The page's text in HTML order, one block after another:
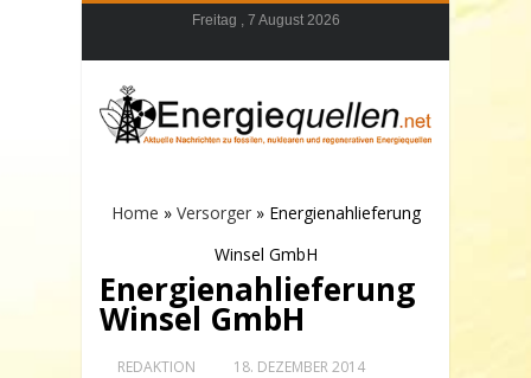
Freitag , 7 August 2026
Home » Versorger» Energienahlieferung
Winsel GmbH
Energienahlieferung
Winsel GmbH
REDAKTION 18. DEZEMBER 2014